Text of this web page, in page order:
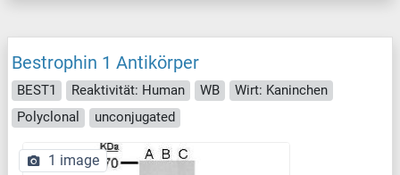
Bestrophin 1 Antikörper
BEST1 Reaktivität: Human WB
Wirt: Kaninchen
Polyclonal
unconjugated
1 image